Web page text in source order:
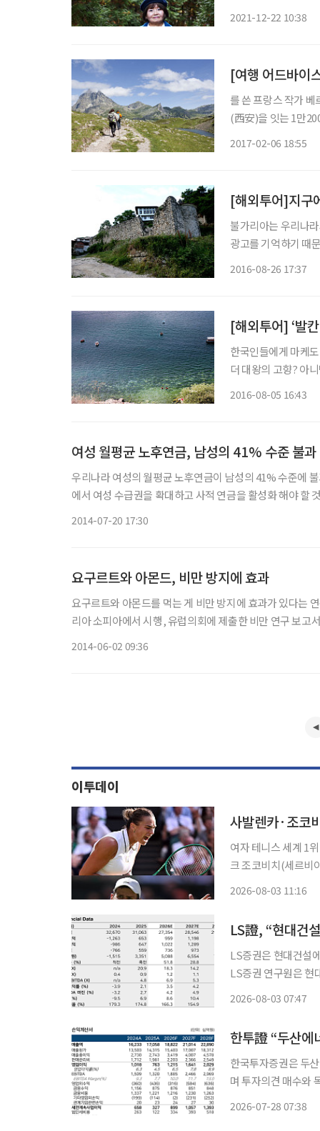
2021-12-22 10:38
[여행 어드바이
를 쓴 프랑스 작가
(西安)을 잇는 1만
2017-02-06 18:55
[해외투어]지구
불가리아는 우리나라와 먼 나라가 아닌
광고를 기억하기 때문이다. 불가리아에 가면 ‘장수’할까? 세계에서 가
2016-08-26 17:37
한국인들에게 마케
더 대왕의 고향? 아
2016-08-05 16:43
여성 월평균 노후연금, 남성의 41% 수준 불
우리나라 여성의 월평균 노후연금이 남성의 41% 수준에
에서 여성 수급권을 확대하고 사적 연금을 활성화 해야 할 것이라는 지적이 나왔다. 20일 삼
2014-07-20 17:30
요구르트와 아몬드, 비만 방지에 효과
요구르트와 아몬드를 먹는 게 비만 방지에 효과가 있다
리아 소피아에서 시행, 유럽의회에 제출한 비만 연구 보고서는 스트레스를 받지 않고, 저지방 또는 지방이 없는 요구르트와 아몬드
2014-06-02 09:36
이투데이
여자 테니스 세계 1
크 조코비치(세르비아)가 US
2026-08-03 11:16
LS증권은 현대건설에
LS증권 연구원은 현
2026-08-03 07:47
한국투자증권은 두
며 투자의견 매수와
2026-07-28 07:38